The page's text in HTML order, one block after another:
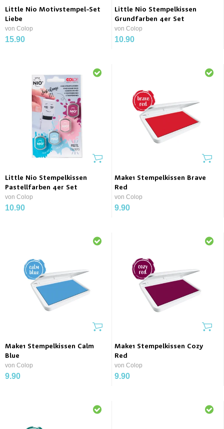
Little Nio Motivstempel-Set
Liebe
von Colop
15.90
Little Nio Stempelkissen
Grundfarben 4er Set
von Colop
10.90
Little Nio Stempelkissen
Pastellfarben 4er Set
von Colop
10.90
Make1 Stempelkissen Brave
Red
von Colop
9.90
Make1 Stempelkissen Calm
Blue
von Colop
9.90
Make1 Stempelkissen Cozy
Red
von Colop
9.90